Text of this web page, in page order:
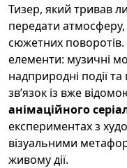
Тизер, який тривав
передати
сюжетних поворотів.
елементи: музичні
надприродні події
зв’язок із вже
анімаційного
експериментах з
візуальними
живому дії.